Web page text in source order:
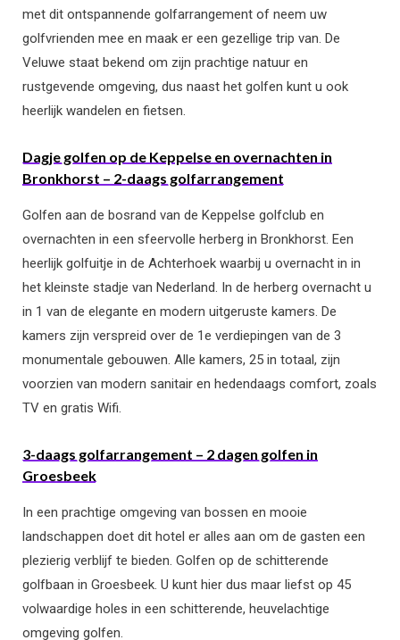
met dit ontspannende golfarrangement of neem uw
golfvrienden mee en maak er een gezellige trip van. De
Veluwe staat bekend om zijn prachtige natuur en
rustgevende omgeving, dus naast het golfen kunt u ook
heerlijk wandelen en fietsen.
Dagje golfen op de Keppelse en overnachten in
Bronkhorst – 2-daags golfarrangement
Golfen aan de bosrand van de Keppelse golfclub en
overnachten in een sfeervolle herberg in Bronkhorst. Een
heerlijk golfuitje in de Achterhoek waarbij u overnacht in in
het kleinste stadje van Nederland. In de herberg overnacht u
in 1 van de elegante en modern uitgeruste kamers. De
kamers zijn verspreid over de 1e verdiepingen van de 3
monumentale gebouwen. Alle kamers, 25 in totaal, zijn
voorzien van modern sanitair en hedendaags comfort, zoals
TV en gratis Wifi.
3-daags golfarrangement – 2 dagen golfen in
Groesbeek
In een prachtige omgeving van bossen en mooie
landschappen doet dit hotel er alles aan om de gasten een
plezierig verblijf te bieden. Golfen op de schitterende
golfbaan in Groesbeek. U kunt hier dus maar liefst op 45
volwaardige holes in een schitterende, heuvelachtige
omgeving golfen.